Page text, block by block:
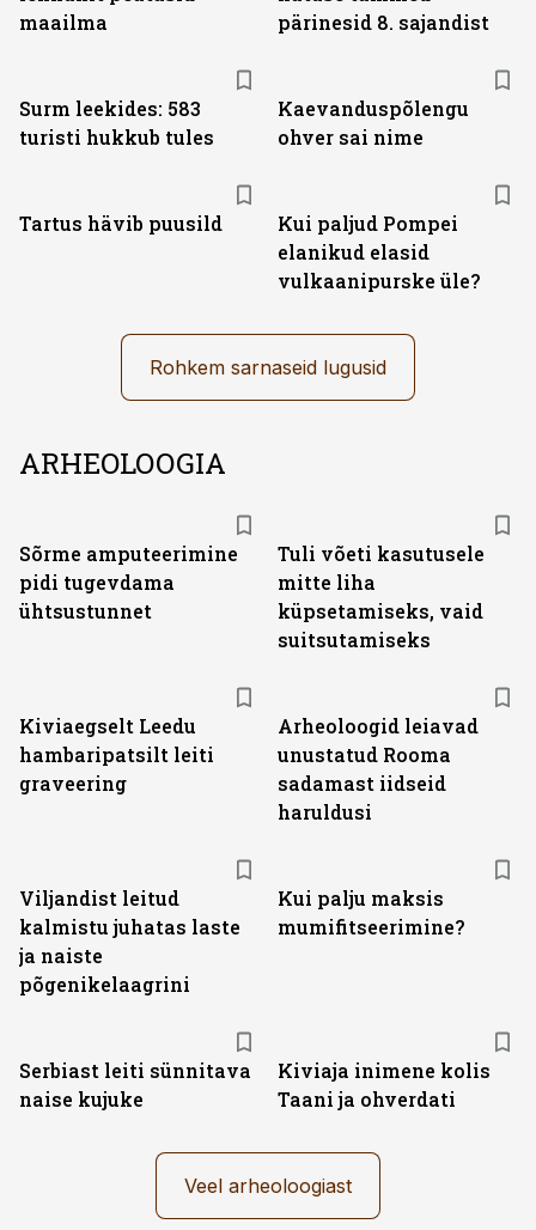
maailma
pärinesid 8. sajandist
Surm leekides: 583
turisti hukkub tules
Kaevanduspõlengu
ohver sai nime
Tartus hävib puusild
Kui paljud Pompei
elanikud elasid
vulkaanipurske üle?
Rohkem sarnaseid lugusid
ARHEOLOOGIA
Sõrme amputeerimine
pidi tugevdama
ühtsustunnet
Tuli võeti kasutusele
mitte liha
küpsetamiseks, vaid
suitsutamiseks
Kiviaegselt Leedu
hambaripatsilt leiti
graveering
Arheoloogid leiavad
unustatud Rooma
sadamast iidseid
haruldusi
Viljandist leitud
kalmistu juhatas laste
ja naiste
põgenikelaagrini
Kui palju maksis
mumifitseerimine?
Serbiast leiti sünnitava
naise kujuke
Kiviaja inimene kolis
Taani ja ohverdati
Veel arheoloogiast